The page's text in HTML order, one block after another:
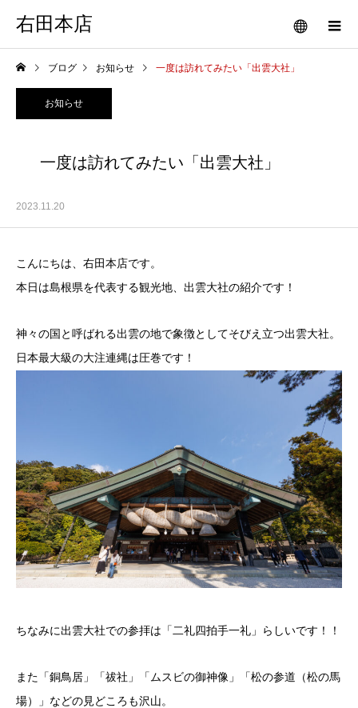
右田本店
ブログ お知らせ 一度は訪れてみたい「出雲大社」
お知らせ
一度は訪れてみたい「出雲大社」
2023.11.20
こんにちは、右田本店です。
本日は島根県を代表する観光地、出雲大社の紹介です！
神々の国と呼ばれる出雲の地で象徴としてそびえ立つ出雲大社。
日本最大級の大注連縄は圧巻です！
ちなみに出雲大社での参拝は「二礼四拍手一礼」らしいです！！
また「銅鳥居」「祓社」「ムスビの御神像」「松の参道（松の馬
場）」などの見どころも沢山。